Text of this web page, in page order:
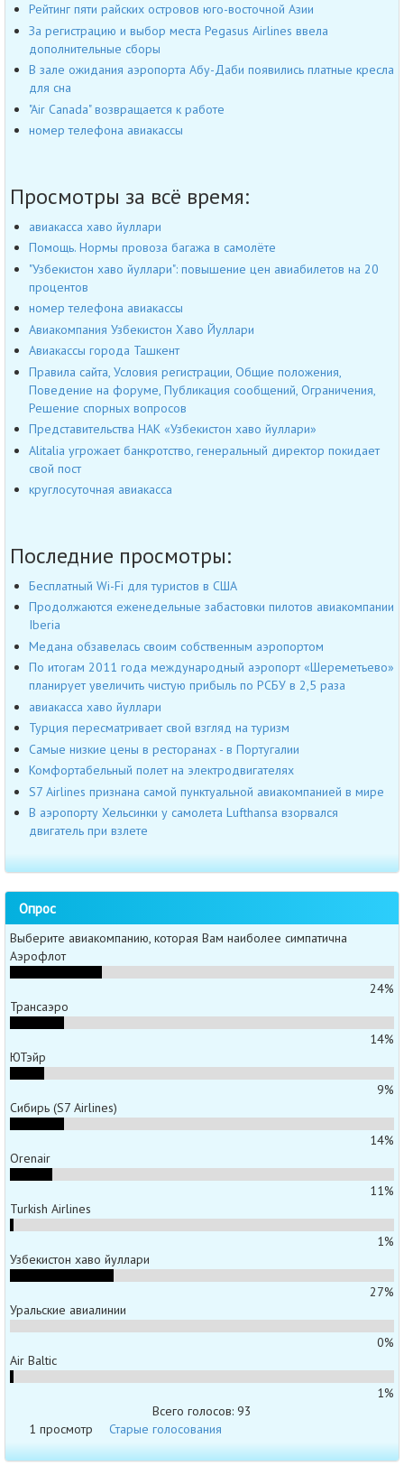
Рейтинг пяти райских островов юго-восточной Азии
За регистрацию и выбор места Pegasus Airlines ввела
дополнительные сборы
В зале ожидания аэропорта Абу-Даби появились платные кресла
для сна
"Air Canada" возвращается к работе
номер телефона авиакассы
Просмотры за всё время:
авиакасса хаво йуллари
Помощь. Нормы провоза багажа в самолёте
"Узбекистон хаво йуллари": повышение цен авиабилетов на 20
процентов
номер телефона авиакассы
Авиакомпания Узбекистон Хаво Йуллари
Авиакассы города Ташкент
Правила сайта, Условия регистрации, Общие положения,
Поведение на форуме, Публикация сообщений, Ограничения,
Решение спорных вопросов
Представительства НАК «Узбекистон хаво йуллари»
Alitalia угрожает банкротство, генеральный директор покидает
свой пост
круглосуточная авиакасса
Последние просмотры:
Бесплатный Wi-Fi для туристов в США
Продолжаются еженедельные забастовки пилотов авиакомпании
Iberia
Медана обзавелась своим собственным аэропортом
По итогам 2011 года международный аэропорт «Шереметьево»
планирует увеличить чистую прибыль по РСБУ в 2,5 раза
авиакасса хаво йуллари
Турция пересматривает свой взгляд на туризм
Самые низкие цены в ресторанах - в Португалии
Комфортабельный полет на электродвигателях
S7 Airlines признана самой пунктуальной авиакомпанией в мире
В аэропорту Хельсинки у самолета Lufthansa взорвался
двигатель при взлете
Опрос
Выберите авиакомпанию, которая Вам наиболее симпатична
Аэрофлот
24%
Трансаэро
14%
ЮТэйр
9%
Сибирь (S7 Airlines)
14%
Orenair
11%
Turkish Airlines
1%
Узбекистон хаво йуллари
27%
Уральские авиалинии
0%
Air Baltic
1%
Всего голосов: 93
1 просмотр
Старые голосования